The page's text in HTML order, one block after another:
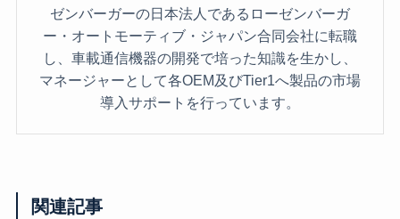
ゼンバーガーの日本法人であるローゼンバーガ
ー・オートモーティブ・ジャパン合同会社に転職
し、車載通信機器の開発で培った知識を生かし、
マネージャーとして各OEM及びTier1へ製品の市場
導入サポートを行っています。
関連記事